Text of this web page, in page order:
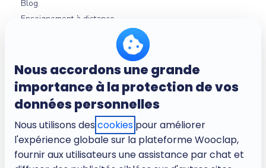
Nous accordons une grande
importance à la protection de vos
données personnelles
Nous utilisons des cookies pour améliorer
l'expérience globale sur la plateforme Wooclap,
fournir aux utilisateurs une assistance par chat et
Blog
Enseignement à distance
Experts en neurosciences
Outils gratuits
Micro-learning
À propos
Entreprise
Carrières